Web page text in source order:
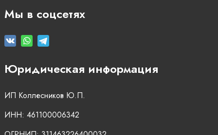
Мы в соцсетях
Юридическая информация
ИП Коллесников Ю.П.
ИНН: 461100006342